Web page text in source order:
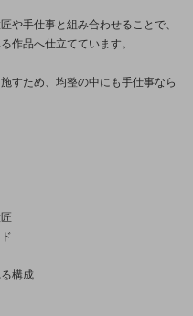
や手仕事と組み合わせることで、
作品へ仕立てています。
すため、均整の中にも手仕事なら
構成